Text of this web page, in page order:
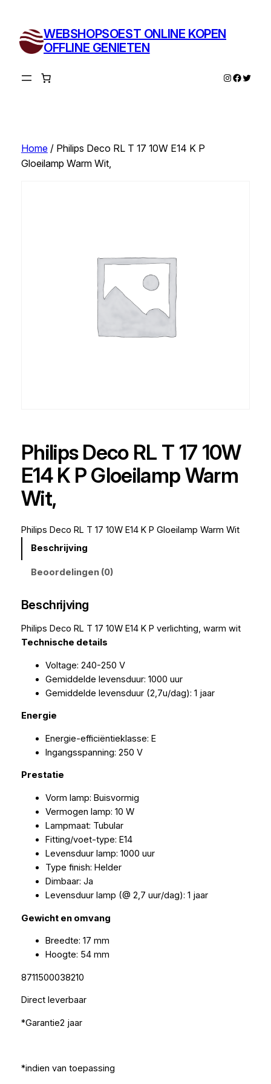
inhoud
WEBSHOPSOEST ONLINE KOPEN
OFFLINE GENIETEN
Instagram
Twitter
Home/ Philips Deco RL T 17 10W E14 K P
Gloeilamp Warm Wit,
Philips Deco RL T 17 10W
E14 K P Gloeilamp Warm
Wit,
Philips Deco RL T 17 10W E14 K P Gloeilamp Warm Wit
Beschrijving
Beoordelingen (0)
Beschrijving
Philips Deco RL T 17 10W E14 K P verlichting, warm wit
Technische details
Voltage: 240-250 V
Gemiddelde levensduur: 1000 uur
Gemiddelde levensduur (2,7u/dag): 1 jaar
Energie
Energie-efficiëntieklasse: E
Ingangsspanning: 250 V
Prestatie
Vorm lamp: Buisvormig
Vermogen lamp: 10 W
Lampmaat: Tubular
Fitting/voet-type: E14
Levensduur lamp: 1000 uur
Type finish: Helder
Dimbaar: Ja
Levensduur lamp (@ 2,7 uur/dag): 1 jaar
Gewicht en omvang
Breedte: 17 mm
Hoogte: 54 mm
8711500038210
Direct leverbaar
*Garantie2 jaar
*indien van toepassing